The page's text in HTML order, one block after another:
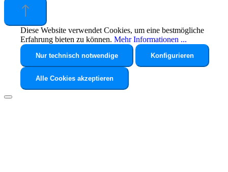
Diese Website verwendet Cookies, um eine bestmögliche
Erfahrung bieten zu können. Mehr Informationen ...
Nur technisch notwendige Konfigurieren
Alle Cookies akzeptieren